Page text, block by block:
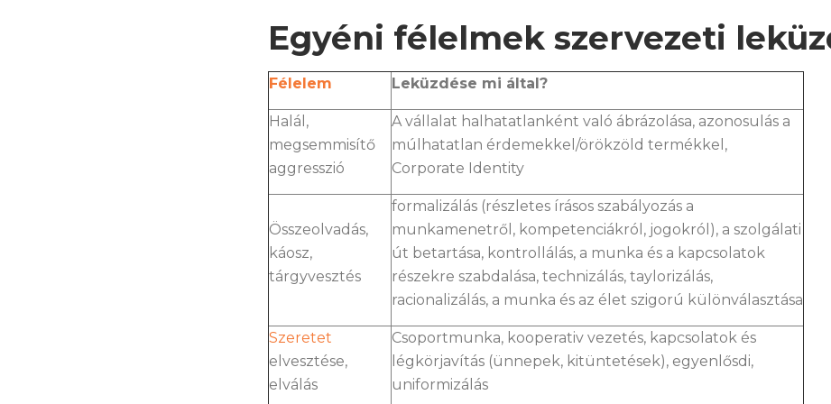
Egyéni félelmek szervezeti
Félelem Leküzdése mi által?
Halál,
megsemmisítő
aggresszió
A vállalat halhatatlanként való ábrázolása, azonosulás a
múlhatatlan érdemekkel/örökzöld termékkel,
Corporate Identity
Összeolvadás,
káosz,
tárgyvesztés
formalizálás (részletes írásos szabályozás a
munkamenetről, kompetenciákról, jogokról), a szolgálati
út betartása, kontrollálás, a munka és a kapcsolatok
részekre szabdalása, technizálás, taylorizálás,
racionalizálás, a munka és az élet szigorú különválasztása
Szeretet
elvesztése,
elválás
Csoportmunka, kooperativ vezetés, kapcsolatok és
légkörjavítás (ünnepek, kitüntetések), egyenlősdi,
uniformizálás